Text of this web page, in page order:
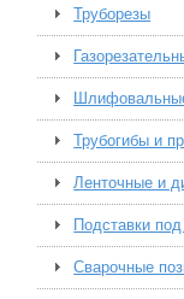
Труборезы
Трубогибы и
Ленточные и
Подставки
Сварочные